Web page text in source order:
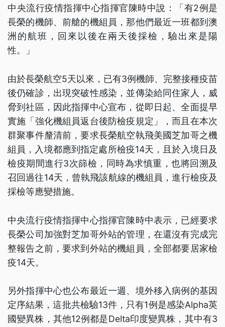
中央流行疫情指揮中心指揮官陳時中說：「有2例是
長榮的機師、前艙的機組員，那他們最近一班都到澳
洲的航班，回來以後在兩天後採檢，驗出來是陽
性。」
由於長榮航空5天以來，已有3例機師、完整接種疫苗
後仍確診，出現突破性感染，並傳染給同住家人，威
脅到社區，因此指揮中心宣布，從即日起、全面提早
實施「強化機組員返台後防檢疫規定」，而且在本次
群聚事件釐清前，要求長榮航空執飛美國芝加哥之機
組員，入境都應到指定處所檢疫14天，且於入境日及
檢疫期間進行3次篩檢，同時為求慎重，也將回溯及
召回過往14天，曾執飛該航線的機組員，進行檢疫及
採檢等應變措施。
中央流行疫情指揮中心指揮官陳時中表示，已經要求
長榮公司加強對芝加哥外站的管理，在還沒有完成完
整報告之前，要求到外站的機組員，全部都要居家檢
疫14天。
另外指揮中心也公布最近一週、境外移入病例的基因
定序結果，這批共檢驗13件，只有1例是感染Alpha英
國變異株，其他12例都是Delta印度變異株，其中有3